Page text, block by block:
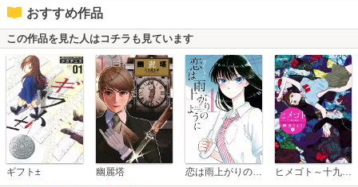
おすすめ作品
この作品を見た人はコチラも見ています
ギフト± 幽麗塔 恋は雨上がりのように ヒメゴト～十九歳の制服～